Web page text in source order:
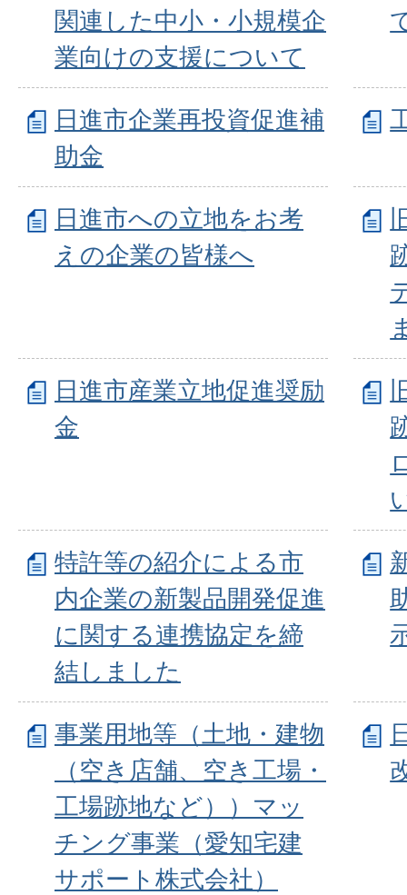
関連した中小・小規模企
業向けの支援について
日進市企業再投資促進補
助金
日進市への立地をお考
えの企業の皆様へ
日進市産業立地促進奨励
金
特許等の紹介による市
内企業の新製品開発促進
に関する連携協定を締
結しました
事業用地等（土地・建物
（空き店舗、空き工場・
工場跡地など））マッ
チング事業（愛知宅建
サポート株式会社）